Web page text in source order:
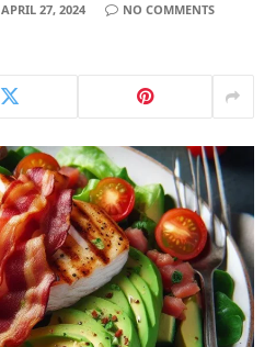
APRIL 27, 2024
NO COMMENTS